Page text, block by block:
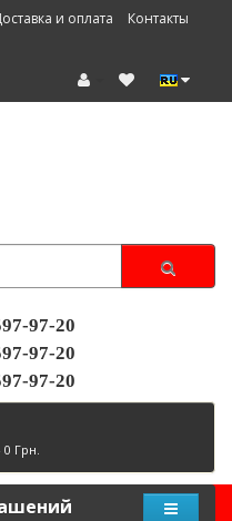
и оплата
Контакты
97-20
97-20
97-20
0 Грн.